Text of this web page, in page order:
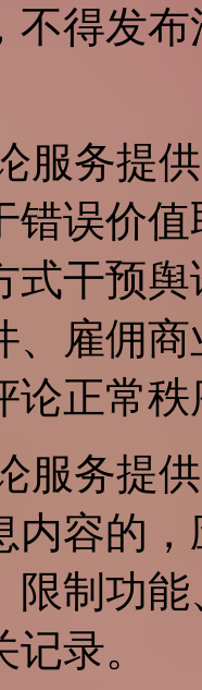
不得发
服务提
错误价
式干预
、雇佣
论正常
服务提
内容的
限制功
录。